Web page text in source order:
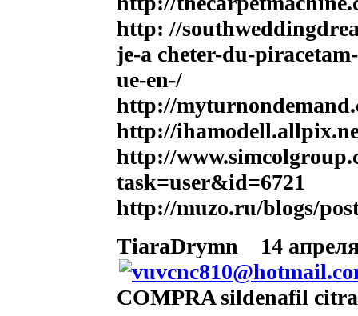
http: //
je-a cheter-du-
ue-en-/
http://
http://
http://
task=user&id=6721
http://muzo.ru/blogs/
TiaraDrymn
14
COMPRA sildenafil